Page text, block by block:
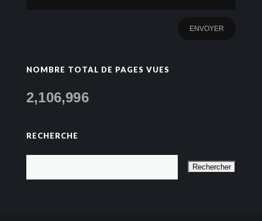
NOMBRE TOTAL DE PAGES VUES
2,106,996
RECHERCHE